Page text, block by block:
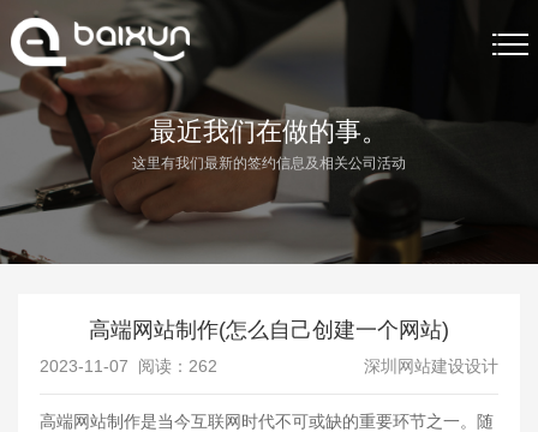
首页
网站制作
网站制作案例
网站制作资讯
联系我们
最近我们在做的事。
这里有我们最新的签约信息及相关公司活动
高端网站制作(怎么自己创建一个网站)
2023-11-07 阅读： 262 深圳网站建设设计
高端网站制作是当今互联网时代不可或缺的重要环节之一。随